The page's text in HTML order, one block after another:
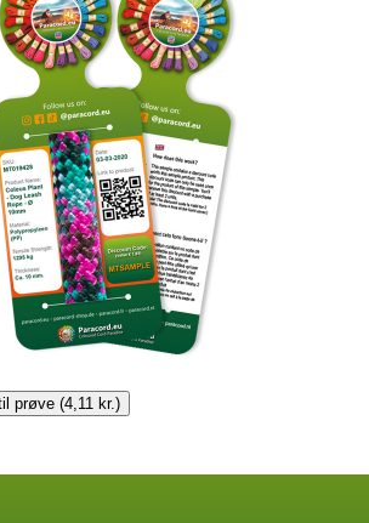
prøve (4,11 kr.)